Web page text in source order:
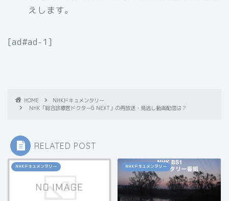
えします。
[ad#ad-1]
HOME
NHKドキュメンタリー
NHK「総合診療医ドクターG NEXT」の再放送・見逃し動画配信は？
RELATED POST
NHKドキュメンタリー NHKドキュメンタリー